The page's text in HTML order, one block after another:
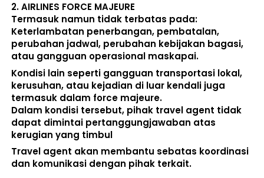
2. AIRLINES FORCE MAJEURE
Termasuk namun tidak terbatas pada:
Keterlambatan penerbangan, pembatalan,
perubahan jadwal, perubahan kebijakan bagasi,
atau gangguan operasional maskapai.
Kondisi lain seperti gangguan transportasi lokal,
kerusuhan, atau kejadian di luar kendali juga
termasuk dalam force majeure.
Dalam kondisi tersebut, pihak travel agent tidak
dapat dimintai pertanggungjawaban atas
kerugian yang timbul
Travel agent akan membantu sebatas koordinasi
dan komunikasi dengan pihak terkait.